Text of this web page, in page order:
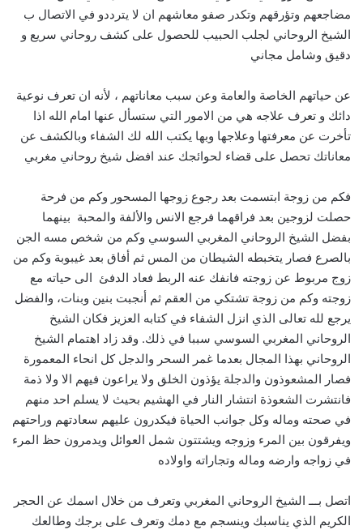
مضاجعهم وتؤرقهم وتكدر صفو معاشهم ان لا يترددو في الاتصال ب
الشيخ الروحاني لجلب الحبيب للحصول على كشف روحاني سريع و
دقيق وشامل مجاني
عن حياتهم الخاصة والعامة وعن سبب معاناتهم ، لأنه ان تعرف نوعية
دائك و تعرف علاجه هي من الامور التي ستسأل عنها امام الله اذا
تأخرت عن معرفتها وعلاجها وبها يكتب الله لك الشفاء وبالكشف عن
معاناتك تحصل على قضاء لحوائجك عند افضل شيخ روحاني مغربي
فكم من زوجة ابتسمت بعد رجوع زوجها المسحور وكم من فرحة
حصلت لزوجين بعد فراقهما فرجع الانس والألفة والمحبة بينهما
بفضل الشيخ الروحاني المغربي السوسي وكم من شخص مسه الجن
بالصرع فصار يتخبطه الشيطان من المس ثم أفاق بعد غيبوبة وكم من
زوج مربوط عن زوجته فانفك عنه الربط فعاد الدفئ الى حياته مع
زوجته وكم من زوجة تشتكي من العقم ثم أنجبت بنين وبنات، والفضل
يرجع لله تعالى الذي انزل الشفاء في كتابه العزيز فكان الشيخ
الروحاني المغربي السوسي سببا في ذلك. وقد زاد اهتمام الشيخ
الروحاني بهذا المجال بعدما غمر السحر والدجل كل انحاء المعمورة
فصار المشعوذون والدجلة يؤذون الخلق ولا يراعون فيهم الا ولا ذمة
فانتشرت الشعوذة انتشار النار في الهشيم بحيث لا يسلم احد منهم
في صحته وماله وكل جوانب الحياة فيكدرون عليهم سعادتهم وراحتهم
ويفرقون بين المرء وزوجه ويشتتون شمل العوائل ويدمرون حظ المرء
في زواجه وارضه وماله وتجاراته واولاده
اتصل بـــ الشيخ الروحاني المغربي وتعرف من خلال اسمك عن الحجر
الكريم الذي يناسبك وينسجم مع دمك وتعرف على برجك وطالعك